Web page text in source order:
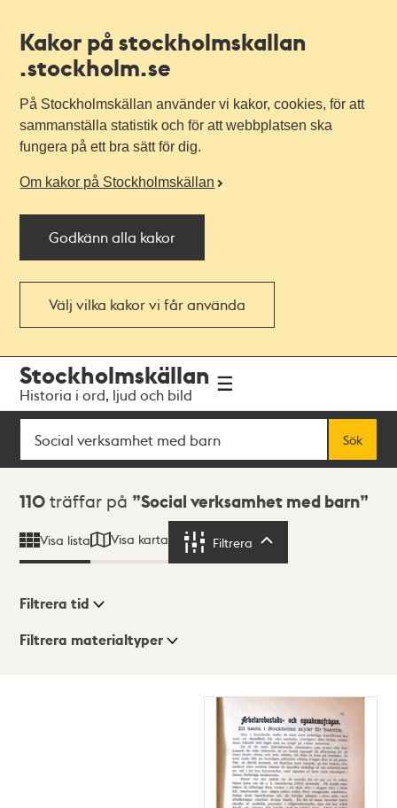
Kakor på stockholmskallan
.stockholm.se
På Stockholmskällan använder vi kakor, cookies, för att
sammanställa statistik och för att webbplatsen ska
fungera på ett bra sätt för dig.
Om kakor på Stockholmskällan
Godkänn alla kakor
Välj vilka kakor vi får använda
navigationen
huvudinnehållet
Stockholmskällan
Historia i ord, ljud och bild
Sök
Sök
Sökresultat
110 träffar på Social verksamhet med barn
Visa lista Visa karta Filtrera
Visningsläge
Filtrera tid
Filtrera materialtyper